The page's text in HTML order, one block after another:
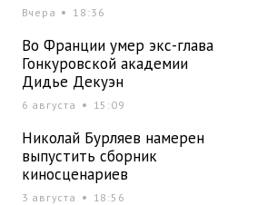
Вчера 18:36
Во Франции умер экс-глава
Гонкуровской академии
Дидье Декуэн
6 августа 15:09
Николай Бурляев намерен
выпустить сборник
киносценариев
3 августа 18:56